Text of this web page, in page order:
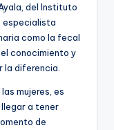
del Instituto
especialista
como la fecal
conocimiento y
la diferencia.
mujeres, es
llegar a tener
de